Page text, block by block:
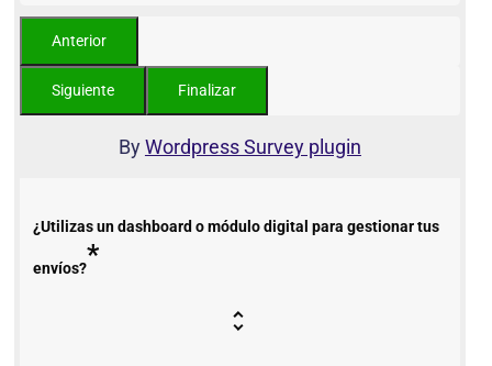
ByWordpress Survey plugin
¿Utilizas un dashboard o módulo digital para gestionar tus
envíos?*